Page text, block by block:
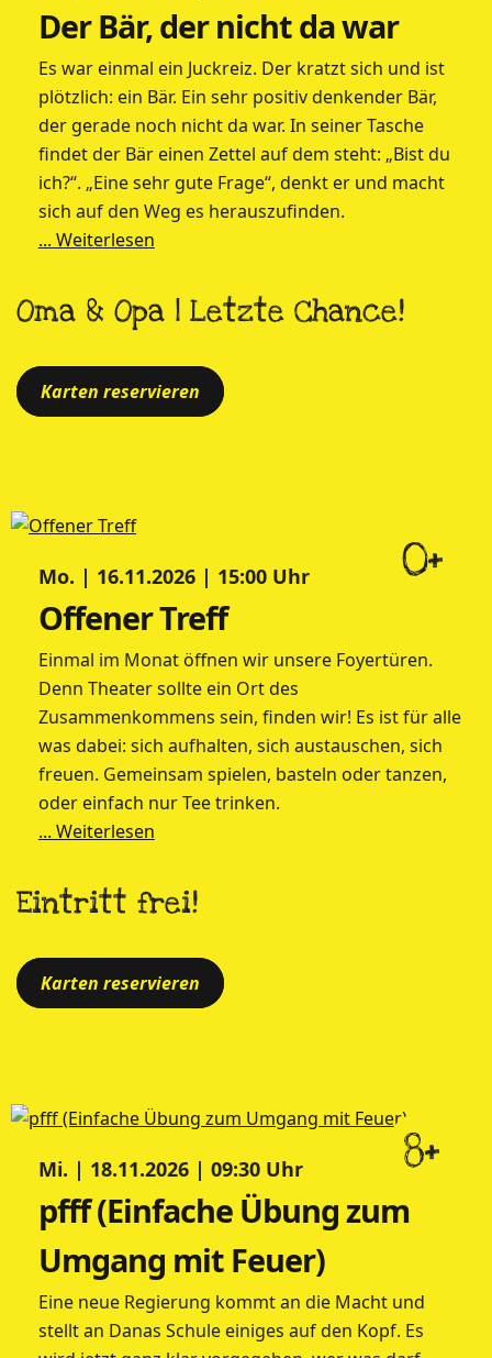
Der Bär, der nicht da war
Es war einmal ein Juckreiz. Der kratzt sich und ist
plötzlich: ein Bär. Ein sehr positiv denkender Bär,
der gerade noch nicht da war. In seiner Tasche
findet der Bär einen Zettel auf dem steht: „Bist du
ich?“. „Eine sehr gute Frage“, denkt er und macht
sich auf den Weg es herauszufinden.
... Weiterlesen
Oma & Opa | Letzte Chance!
Karten reservieren
0+
Mo. | 16.11.2026 | 15:00 Uhr
Offener Treff
Einmal im Monat öffnen wir unsere Foyertüren.
Denn Theater sollte ein Ort des
Zusammenkommens sein, finden wir! Es ist für alle
was dabei: sich aufhalten, sich austauschen, sich
freuen. Gemeinsam spielen, basteln oder tanzen,
oder einfach nur Tee trinken.
... Weiterlesen
Eintritt frei!
Karten reservieren
8+
Mi. | 18.11.2026 | 09:30 Uhr
pfff (Einfache Übung zum
Umgang mit Feuer)
Eine neue Regierung kommt an die Macht und
stellt an Danas Schule einiges auf den Kopf. Es